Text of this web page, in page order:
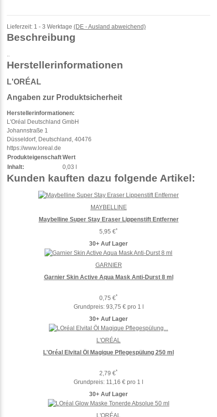
Lieferzeit: 1 - 3 Werktage (DE - Ausland abweichend)
Beschreibung
Herstellerinformationen
L'ORÉAL
Angaben zur Produktsicherheit
Herstellerinformationen:
L'Oréal Deutschland GmbH
Johannstraße 1
Düsseldorf, Deutschland, 40476
https://www.loreal.de
ProdukteigenschaftWert
Inhalt:
0,03 l
Kunden kauften dazu folgende Artikel:
Maybelline Super Stay Eraser Lippenstift Entferner
5,95 €*
30+ Auf Lager
MAYBELLINE
Garnier Skin Active Aqua Mask Anti-Durst 8 ml
0,75 €*
Grundpreis: 93,75 € pro 1 l
30+ Auf Lager
GARNIER
L'Oréal Elvital Öl Magique Pflegespülung 250 ml
2,79 €*
Grundpreis: 11,16 € pro 1 l
30+ Auf Lager
L'ORÉAL
L'ORÉAL